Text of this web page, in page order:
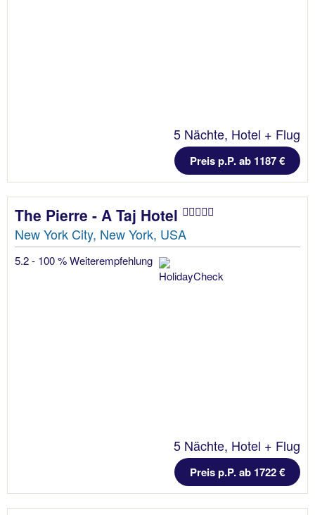
5 Nächte, Hotel + Flug
Preis p.P. ab 1187 €
The Pierre - A Taj Hotel
New York City, New York, USA
5.2 - 100 % Weiterempfehlung
5 Nächte, Hotel + Flug
Preis p.P. ab 1722 €